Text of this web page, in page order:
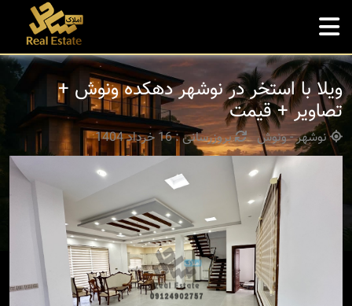
ویلا با استخر در نوشهر دهکده ونوش +
تصاویر + قیمت
نوشهر - ونوش بروزرسانی : 16 خرداد 1404